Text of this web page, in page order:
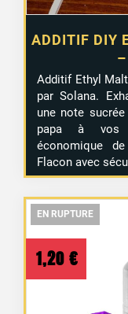
ADDITIF DIY
Additif Ethyl
par Solana.
une note
papa à vos
économique
Flacon avec
EN RUPTURE
EN RUPTURE
1,20 €
EN RUPTURE